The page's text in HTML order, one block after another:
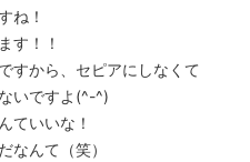
ね！
す！！
すから、セピアにしなくて
いですよ(^-^)
ていいな！
なんて（笑）